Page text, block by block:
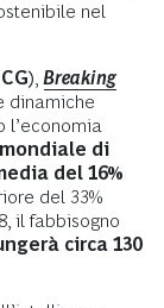
nel
Breaking
dinamiche
l’economia
di
del 16%
del 33%
il fabbisogno
circa 130